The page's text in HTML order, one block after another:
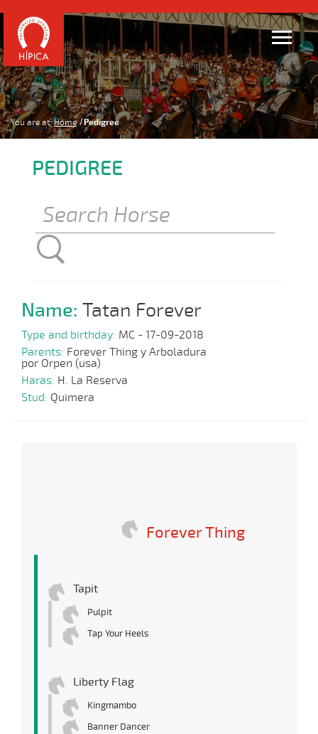
You are at: Home Pedigree
PEDIGREE
Name: Tatan Forever
Type and birthday: MC - 17-09-2018
Parents: Forever Thing y Arboladura
por Orpen (usa)
Haras: H. La Reserva
Stud: Quimera
Forever Thing
Tapit
Pulpit
Tap Your Heels
Liberty Flag
Kingmambo
Banner Dancer